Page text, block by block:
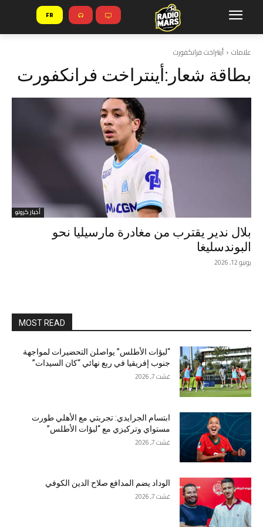
FR
علامات أينتراخت فرانكفورت
بطاقة شعار:أينتراخت فرانكفورت
أخبار كرونو
بلال ندير يقترب من مغادرة مارسيليا نحو
البوندسليغا
يونيو 12, 2026
MOST READ
“لبؤات الأطلس” يواصلن التحضيرات لمواجهة
جنوب إفريقيا في ربع نهائي “كان السيدات”
غشت 7, 2026
ابتسام الجرايدي: تجربتي مع الأهلي طورت
مستواي وتركيزي مع “لبؤات الأطلس”
غشت 7, 2026
الوداد يضم المدافع صلاح الدين الكوفي
غشت 7, 2026